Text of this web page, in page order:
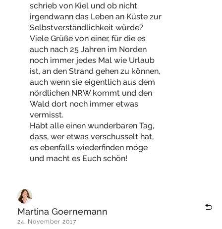
schrieb von Kiel und ob nicht
irgendwann das Leben an Küste zur
Selbstverständlichkeit würde?
Viele Grüße von einer, für die es
auch nach 25 Jahren im Norden
noch immer jedes Mal wie Urlaub
ist, an den Strand gehen zu können,
auch wenn sie eigentlich aus dem
nördlichen NRW kommt und den
Wald dort noch immer etwas
vermisst.
Habt alle einen wunderbaren Tag,
dass, wer etwas verschusselt hat,
es ebenfalls wiederfinden möge
und macht es Euch schön!
Martina Goernemann
24. November 2017